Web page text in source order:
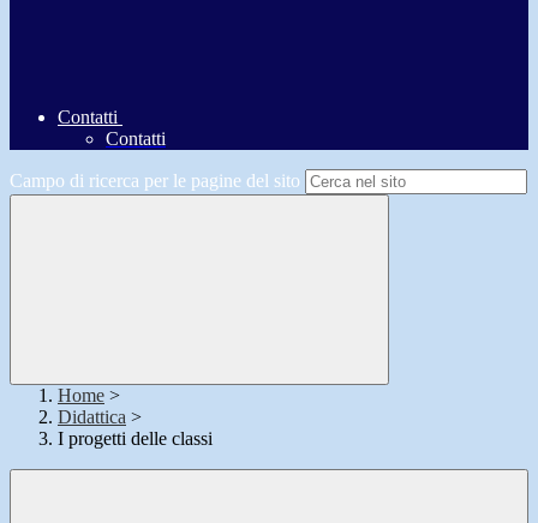
Contatti
Contatti
Campo di ricerca per le pagine del sito
Home >
Didattica >
I progetti delle classi